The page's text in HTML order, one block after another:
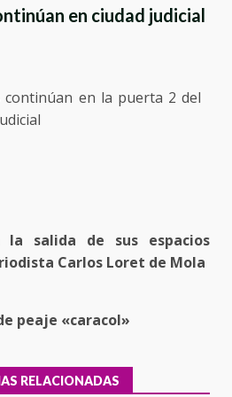
en ciudad judicial
continúan en la puerta 2 del
la salida de sus espacios
Carlos Loret de Mola
peaje «caracol»
RELACIONADAS